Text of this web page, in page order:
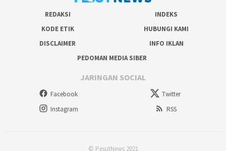
REDAKSI
INDEKS
KODE ETIK
HUBUNGI KAMI
DISCLAIMER
INFO IKLAN
PEDOMAN MEDIA SIBER
JARINGAN SOCIAL
Facebook
Twitter
Instagram
RSS
© PesutNews 2021